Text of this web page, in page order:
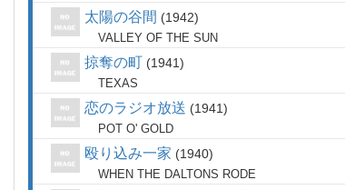
太陽の谷間 1942
VALLEY OF THE SUN
掠奪の町 1941
TEXAS
恋のラジオ放送 1941
POT O' GOLD
殴り込み一家 1940
WHEN THE DALTONS RODE